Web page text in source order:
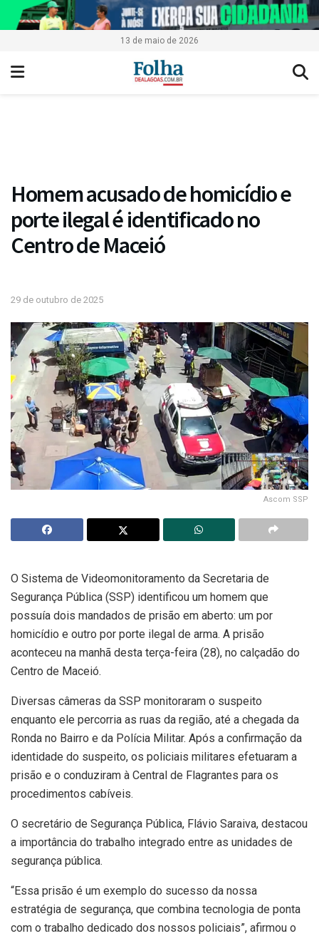
13 de maio de 2026
Homem acusado de homicídio e
porte ilegal é identificado no
Centro de Maceió
29 de outubro de 2025
Ascom SSP
O Sistema de Videomonitoramento da Secretaria de
Segurança Pública (SSP) identificou um homem que
possuía dois mandados de prisão em aberto: um por
homicídio e outro por porte ilegal de arma. A prisão
aconteceu na manhã desta terça-feira (28), no calçadão do
Centro de Maceió.
Diversas câmeras da SSP monitoraram o suspeito
enquanto ele percorria as ruas da região, até a chegada da
Ronda no Bairro e da Polícia Militar. Após a confirmação da
identidade do suspeito, os policiais militares efetuaram a
prisão e o conduziram à Central de Flagrantes para os
procedimentos cabíveis.
O secretário de Segurança Pública, Flávio Saraiva, destacou
a importância do trabalho integrado entre as unidades de
segurança pública.
“Essa prisão é um exemplo do sucesso da nossa
estratégia de segurança, que combina tecnologia de ponta
com o trabalho dedicado dos nossos policiais”, afirmou o